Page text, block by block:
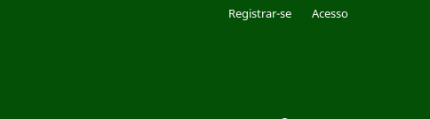
Registrar-se Acesso